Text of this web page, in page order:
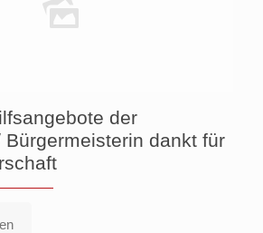
der
Bürgermeisterin dankt für